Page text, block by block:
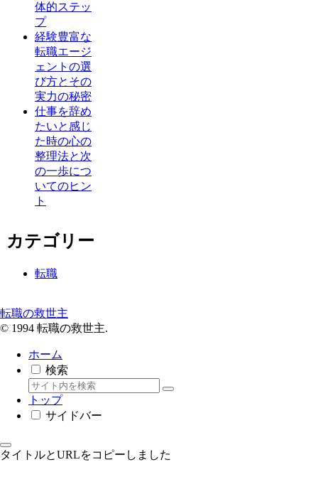
体的ステッ
プ
経験豊富な
転職エージ
ェントの選
び方とその
実力の秘密
仕事を辞め
たいと感じ
た時の心の
整理法と次
の一歩につ
いてのヒン
ト
カテゴリー
転職
転職の救世主
© 1994 転職の救世主.
ホーム
検索
トップ
サイドバー
タイトルとURLをコピーしました